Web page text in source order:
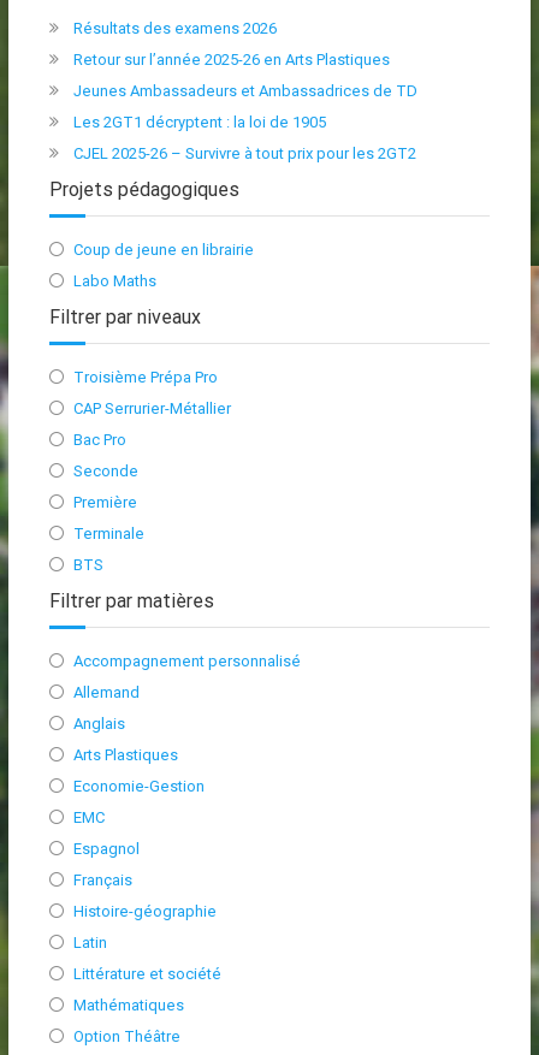
Résultats des examens 2026
Retour sur l’année 2025-26 en Arts Plastiques
Jeunes Ambassadeurs et Ambassadrices de TD
Les 2GT1 décryptent : la loi de 1905
CJEL 2025-26 – Survivre à tout prix pour les 2GT2
Projets pédagogiques
Coup de jeune en librairie
Labo Maths
Filtrer par niveaux
Troisième Prépa Pro
CAP Serrurier-Métallier
Bac Pro
Seconde
Première
Terminale
BTS
Filtrer par matières
Accompagnement personnalisé
Allemand
Anglais
Arts Plastiques
Economie-Gestion
EMC
Espagnol
Français
Histoire-géographie
Latin
Littérature et société
Mathématiques
Option Théâtre